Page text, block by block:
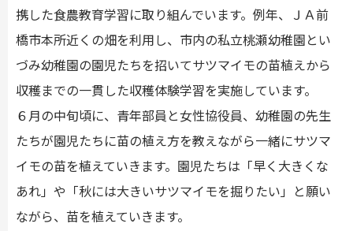
携した食農教育学習に取り組んでいます。例年、ＪＡ前
橋市本所近くの畑を利用し、市内の私立桃瀬幼稚園とい
づみ幼稚園の園児たちを招いてサツマイモの苗植えから
収穫までの一貫した収穫体験学習を実施しています。
６月の中旬頃に、青年部員と女性協役員、幼稚園の先生
たちが園児たちに苗の植え方を教えながら一緒にサツマ
イモの苗を植えていきます。園児たちは「早く大きくな
あれ」や「秋には大きいサツマイモを掘りたい」と願い
ながら、苗を植えていきます。